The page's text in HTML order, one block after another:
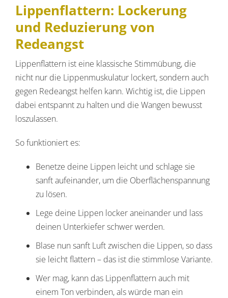
Lippenflattern: Lockerung
und Reduzierung von
Redeangst
Lippenflattern ist eine klassische Stimmübung, die
nicht nur die Lippenmuskulatur lockert, sondern auch
gegen Redeangst helfen kann. Wichtig ist, die Lippen
dabei entspannt zu halten und die Wangen bewusst
loszulassen.
So funktioniert es:
Benetze deine Lippen leicht und schlage sie
sanft aufeinander, um die Oberflächenspannung
zu lösen.
Lege deine Lippen locker aneinander und lass
deinen Unterkiefer schwer werden.
Blase nun sanft Luft zwischen die Lippen, so dass
sie leicht flattern – das ist die stimmlose Variante.
Wer mag, kann das Lippenflattern auch mit
einem Ton verbinden, als würde man ein